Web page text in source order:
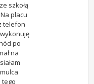
szkołą
placu
telefon
po
na
tego